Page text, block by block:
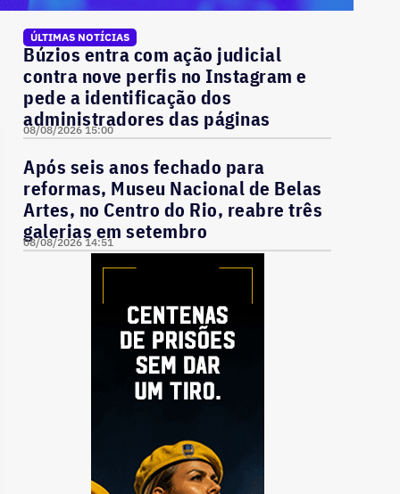
ÚLTIMAS NOTÍCIAS
Búzios entra com ação judicial
contra nove perfis no Instagram e
pede a identificação dos
administradores das páginas
08/08/2026 15:00
Após seis anos fechado para
reformas, Museu Nacional de Belas
Artes, no Centro do Rio, reabre três
galerias em setembro
08/08/2026 14:51